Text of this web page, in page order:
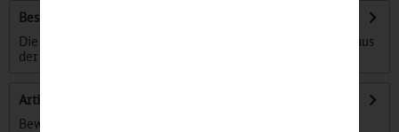
Beschreibung
Die DB Originale Kollektion liefert ganz besondere Stücke aus
der ereignisreichen Geschichte...
Artikel bewerten
Bewertungen lesen, schreiben und diskutieren...